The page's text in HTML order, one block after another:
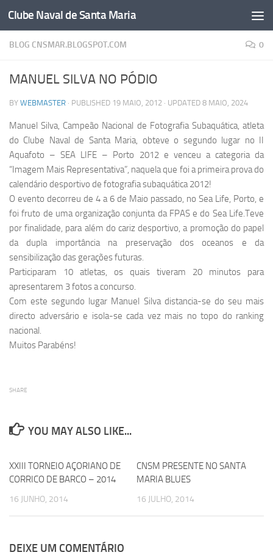
Skip to content
Clube Naval de Santa Maria
BLOG CNSMAR.BLOGSPOT.COM 0
MANUEL SILVA NO PÓDIO
BY WEBMASTER · PUBLISHED 19 MAIO, 2012 · UPDATED 8 MAIO, 2024
Manuel Silva, Campeão Nacional de Fotografia Subaquática, atleta
do Clube Naval de Santa Maria, obteve o segundo lugar no II
Aquafoto – SEA LIFE – Porto 2012 e venceu a categoria da
“Imagem Mais Representativa”, naquela que foi a primeira prova do
calendário desportivo de fotografia subaquática 2012!
O evento decorreu de 4 a 6 de Maio passado, no Sea Life, Porto, e
foi fruto de uma organização conjunta da FPAS e do Sea Life.Teve
por finalidade, para além do cariz desportivo, a promoção do papel
da dupla importância na preservação dos oceanos e da
sensibilização das gerações futuras.
Participaram 10 atletas, os quais tiveram 20 minutos para
apresentarem 3 fotos a concurso.
Com este segundo lugar Manuel Silva distancia-se do seu mais
directo adversário e isola-se cada vez mais no topo do ranking
nacional.
Muitos Parabéns!
SHARE
YOU MAY ALSO LIKE...
XXIII TORNEIO AÇORIANO DE
CORRICO DE BARCO – 2014
16 JUNHO, 2014
CNSM PRESENTE NO SANTA
MARIA BLUES
16 JULHO, 2014
DEIXE UM COMENTÁRIO